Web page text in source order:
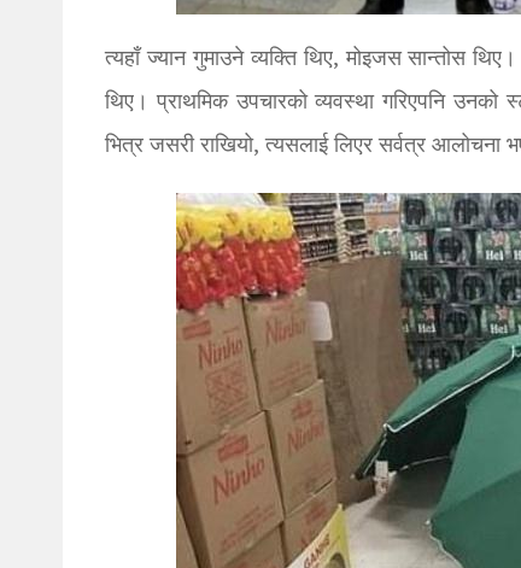
त्यहाँ ज्यान गुमाउने व्यक्ति थिए, मोइजस सान्तोस
थिए। प्राथमिक उपचारको व्यवस्था गरिएपनि उनको
भित्र जसरी राखियो, त्यसलाई लिएर सर्वत्र आलोचना